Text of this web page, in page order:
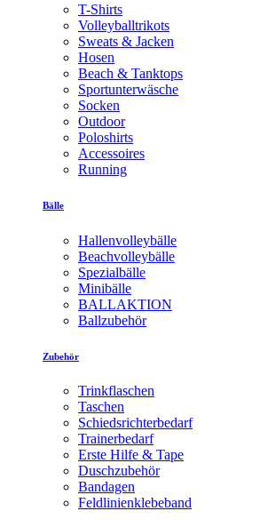
T-Shirts
Volleyballtrikots
Sweats & Jacken
Hosen
Beach & Tanktops
Sportunterwäsche
Socken
Outdoor
Poloshirts
Accessoires
Running
Bälle
Hallenvolleybälle
Beachvolleybälle
Spezialbälle
Minibälle
BALLAKTION
Ballzubehör
Zubehör
Trinkflaschen
Taschen
Schiedsrichterbedarf
Trainerbedarf
Erste Hilfe & Tape
Duschzubehör
Bandagen
Feldlinienklebeband